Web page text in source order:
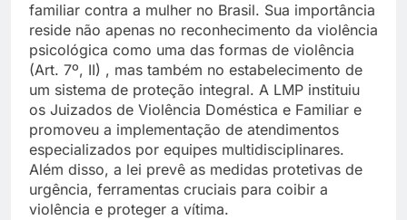
familiar contra a mulher no Brasil. Sua importância
reside não apenas no reconhecimento da violência
psicológica como uma das formas de violência
(Art. 7º, II) , mas também no estabelecimento de
um sistema de proteção integral. A LMP instituiu
os Juizados de Violência Doméstica e Familiar e
promoveu a implementação de atendimentos
especializados por equipes multidisciplinares.
Além disso, a lei prevê as medidas protetivas de
urgência, ferramentas cruciais para coibir a
violência e proteger a vítima.